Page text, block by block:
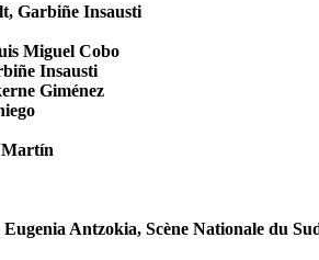
Garbiñe Insausti
Miguel Cobo
Insausti
Giménez
Martín
Antzokia, Scène Nationale du